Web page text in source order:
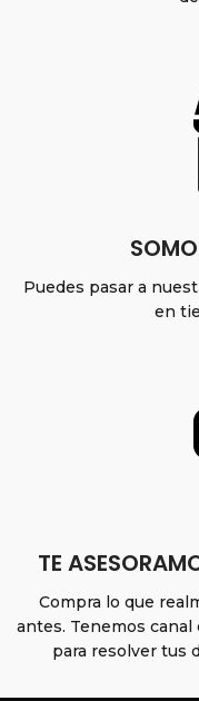
Puedes pasar a
en
TE
Compra lo que
antes. Tenemos
para resolver tus